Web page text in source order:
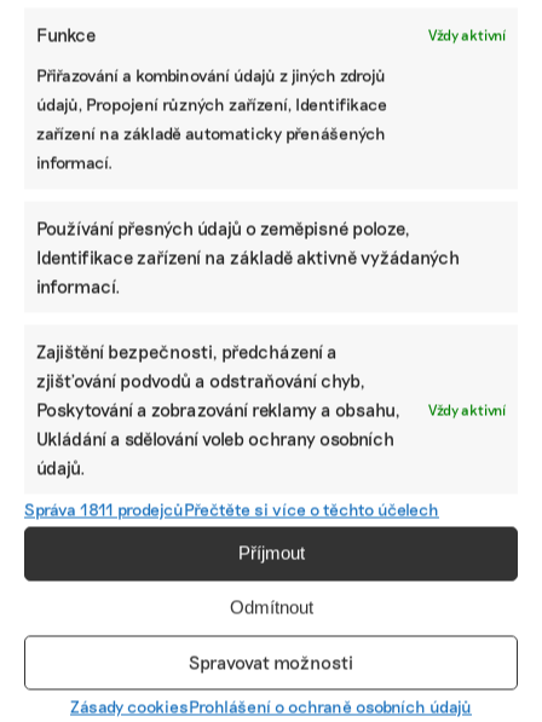
Funkce Vždy aktivní
Přiřazování a kombinování údajů z jiných zdrojů
údajů, Propojení různých zařízení, Identifikace
zařízení na základě automaticky přenášených
informací.
Používání přesných údajů o zeměpisné poloze,
Identifikace zařízení na základě aktivně vyžádaných
informací.
Zajištění bezpečnosti, předcházení a
zjišťování podvodů a odstraňování chyb,
Poskytování a zobrazování reklamy a obsahu,
Ukládání a sdělování voleb ochrany osobních
údajů.
Vždy aktivní
Správa 1811 prodejcůPřečtěte si více o těchto účelech
Příjmout
Odmítnout
Spravovat možnosti
Zásady cookiesProhlášení o ochraně osobních údajů
Tereza Koudelová Zemědělství | co
je to biodiverzita
dotace zemědělství
Stromy pro zvěř i půdu. Pruhem rozdělili
velký lán pole a nechali ho zarůst
Martin Václavek se rozhodl obrovské lány v Otnici u Brna
přepůlit zatravněným stromořadím. Jako myslivci mu
ale i stav půdy.
··· 6 7 8
Další